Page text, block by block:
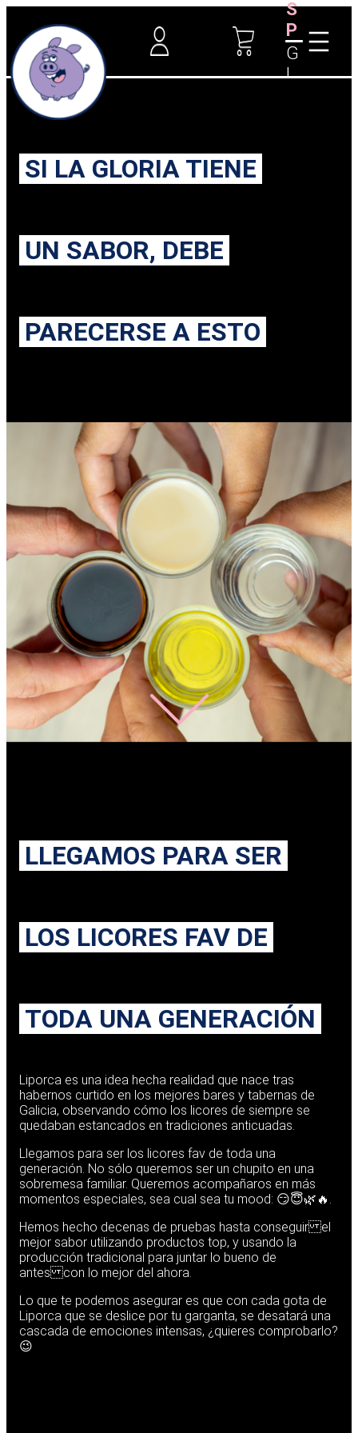
S
P
G
L
SI LA GLORIA TIENE
UN SABOR, DEBE
PARECERSE A ESTO
LLEGAMOS PARA SER
LOS LICORES FAV DE
TODA UNA GENERACIÓN
Liporca es una idea hecha realidad que nace tras
habernos curtido en los mejores bares y tabernas de
Galicia, observando cómo los licores de siempre se
quedaban estancados en tradiciones anticuadas.
Llegamos para ser los licores fav de toda una
generación. No sólo queremos ser un chupito en una
sobremesa familiar. Queremos acompañaros en más
momentos especiales, sea cual sea tu mood: 😏😇🌿🔥.
Hemos hecho decenas de pruebas hasta conseguir el
mejor sabor utilizando productos top, y usando la
producción tradicional para juntar lo bueno de
antes con lo mejor del ahora.
Lo que te podemos asegurar es que con cada gota de
Liporca que se deslice por tu garganta, se desatará una
cascada de emociones intensas, ¿quieres comprobarlo?
😉